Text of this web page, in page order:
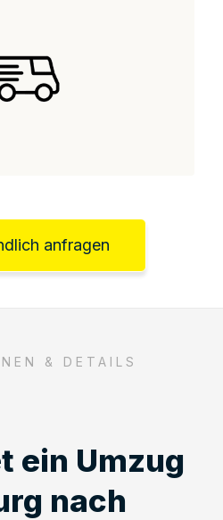
anfragen
& DETAILS
ein Umzug
nach